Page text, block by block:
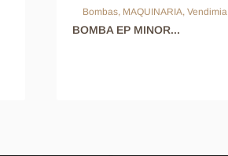
Bombas, MAQUINARIA, Vendimia
BOMBA EP MINOR...